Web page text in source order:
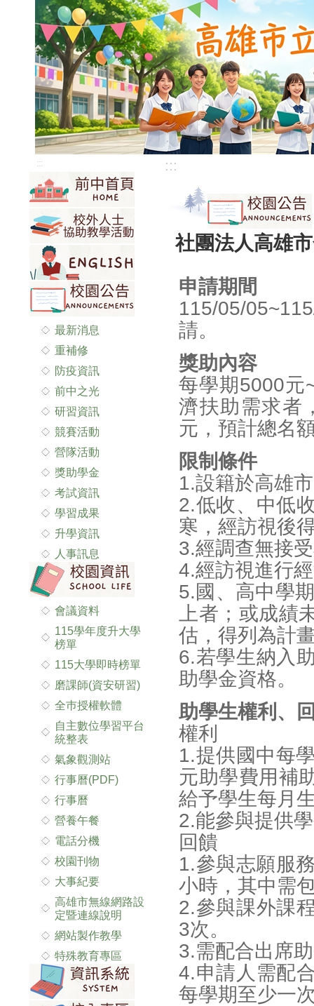
:::
最新消息
重補修
防疫資訊
前中之光
研習資訊
競賽活動
營隊活動
獎助學金
考試資訊
學習成果
升學資訊
人事訊息
會議資料
115學年度升大學
榜單
115大學即時榜單
磨課師(資安研習)
全巿授權軟體
自主數位學習平台
統整表
氣象觀測站
行事曆(PDF)
行事曆
營養午餐
電話分機
校園刊物
大事紀要
高雄市無線網路設
定暨連線說明
網站製作教學
特殊教育專區
:::
社團法人高雄
申請期間
115/05/
請。
獎助內容
每學期5000元
濟扶助需求者
元，預計總名
限制條件
1.設籍於高雄
2.低收、中低
寒，經訪視後
3.經調查無接
4.經訪視進行
5.國、高中學
上者；或成績
估，得列為計
6.若學生納入
助學金資格。
助學生權利、
權利
1.提供國中每
元助學費用補
給予學生每月
2.能參與提供
回饋
1.參與志願服
小時，其中需
2.參與課外課
3次。
3.需配合出席
4.申請人需配
每學期至少一